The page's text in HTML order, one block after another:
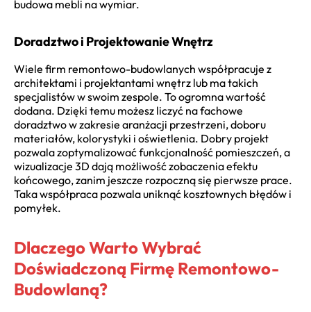
budowa mebli na wymiar.
Doradztwo i Projektowanie Wnętrz
Wiele firm remontowo-budowlanych współpracuje z
architektami i projektantami wnętrz lub ma takich
specjalistów w swoim zespole. To ogromna wartość
dodana. Dzięki temu możesz liczyć na fachowe
doradztwo w zakresie aranżacji przestrzeni, doboru
materiałów, kolorystyki i oświetlenia. Dobry projekt
pozwala zoptymalizować funkcjonalność pomieszczeń, a
wizualizacje 3D dają możliwość zobaczenia efektu
końcowego, zanim jeszcze rozpoczną się pierwsze prace.
Taka współpraca pozwala uniknąć kosztownych błędów i
pomyłek.
Dlaczego Warto Wybrać
Doświadczoną Firmę Remontowo-
Budowlaną?